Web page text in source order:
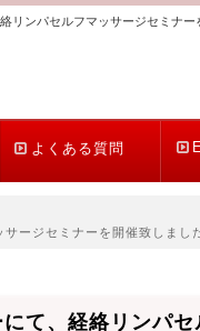
ンパセルフマッサージセミナー
よくある質問
ージセミナーを開催致しまし
て、経絡リンパセ